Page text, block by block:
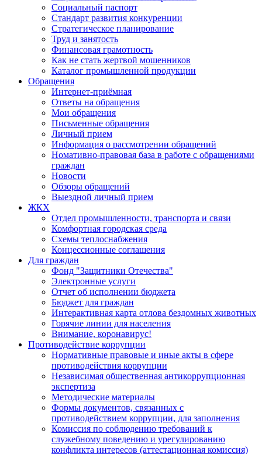
Социальный паспорт
Стандарт развития конкуренции
Стратегическое планирование
Труд и занятость
Финансовая грамотность
Как не стать жертвой мошенников
Каталог промышленной продукции
Обращения
Интернет-приёмная
Ответы на обращения
Мои обращения
Письменные обращения
Личный прием
Информация о рассмотрении обращений
Номативно-правовая база в работе с обращениями
граждан
Новости
Обзоры обращений
Выездной личный прием
ЖКХ
Отдел промышленности, транспорта и связи
Комфортная городская среда
Схемы теплоснабжения
Концессионные соглашения
Для граждан
Фонд "Защитники Отечества"
Электронные услуги
Отчет об исполнении бюджета
Бюджет для граждан
Интерактивная карта отлова бездомных животных
Горячие линии для населения
Внимание, коронавирус!
Противодействие коррупции
Нормативные правовые и иные акты в сфере
противодействия коррупции
Независимая общественная антикоррупционная
экспертиза
Методические материалы
Формы документов, связанных с
противодействием коррупции, для заполнения
Комиссия по соблюдению требований к
служебному поведению и урегулированию
конфликта интересов (аттестационная комиссия)